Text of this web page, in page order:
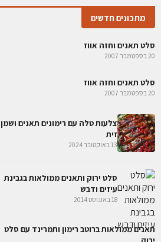
מתכונים חדשים
סלט תאנים וחזה אווז
20 בספטמבר 2007
סלט תאנים וחזה אווז
20 בספטמבר 2007
צלעות טלה עם רימונים תאנים ושמן
זית
13 באוקטובר 2024
סלט ירוק ותאנים ממולאות בגבינת
עיזים ודבש
18 באוגוסט 2014
תאנים ממולאות ברוטב רימון ותמרינד עם סלט